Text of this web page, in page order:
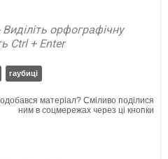
орфографічну
Ctrl + Enter
гаубиці
матеріал? Сміливо поділися
ним в соцмережах через ці кнопки